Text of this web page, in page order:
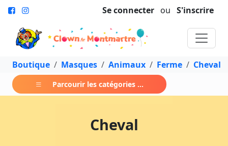
Se connecter ou S'inscrire
Boutique Masques Animaux Ferme Cheval
Parcourir les catégories ...
Cheval